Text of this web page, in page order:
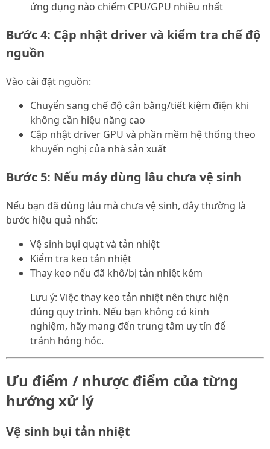
ứng dụng nào chiếm CPU/GPU nhiều nhất
Bước 4: Cập nhật driver và kiểm tra chế độ
nguồn
Vào cài đặt nguồn:
Chuyển sang chế độ cân bằng/tiết kiệm điện khi
không cần hiệu năng cao
Cập nhật driver GPU và phần mềm hệ thống theo
khuyến nghị của nhà sản xuất
Bước 5: Nếu máy dùng lâu chưa vệ sinh
Nếu bạn đã dùng lâu mà chưa vệ sinh, đây thường là
bước hiệu quả nhất:
Vệ sinh bụi quạt và tản nhiệt
Kiểm tra keo tản nhiệt
Thay keo nếu đã khô/bị tản nhiệt kém
Lưu ý: Việc thay keo tản nhiệt nên thực hiện
đúng quy trình. Nếu bạn không có kinh
nghiệm, hãy mang đến trung tâm uy tín để
tránh hỏng hóc.
Ưu điểm / nhược điểm của từng
hướng xử lý
Vệ sinh bụi tản nhiệt